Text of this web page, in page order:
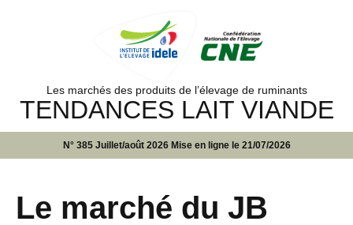
Les marchés des produits de l’élevage de ruminants
TENDANCES LAIT VIANDE
N° 385 Juillet/août 2026 Mise en ligne le 21/07/2026
Le marché du JB